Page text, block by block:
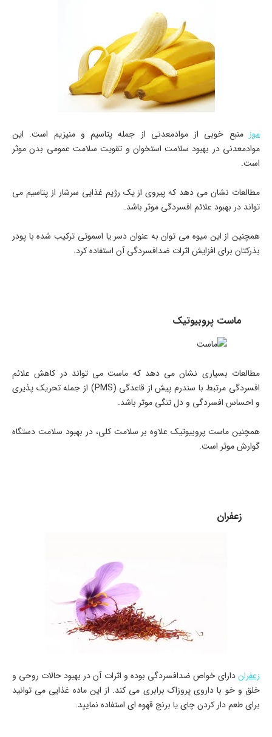
موز منبع خوبی از موادمعدنی از جمله پتاسیم و منیزیم است. این
موادمعدنی در بهبود سلامت استخوان و تقویت سلامت عمومی بدن موثر
است.
مطالعات نشان می دهد که پیروی از یک رژیم غذایی سرشار از پتاسیم می
تواند در بهبود علائم افسردگی موثر باشد.
همچنین از این میوه می توان به عنوان دسر یا اسموتی ترکیب شده با پودر
بذرکتان برای افزایش اثرات ضدافسردگی آن استفاده کرد.
ماست پروبیوتیک
مطالعات بسیاری نشان می دهد که ماست می تواند در کاهش علائم
افسردگی مرتبط با سندرم پیش از قاعدگی (PMS) از جمله تحریک پذیری
و احساس افسردگی و دل تنگی موثر باشد.
همچنین ماست پروبیوتیک علاوه بر سلامت کلی، در بهبود سلامت دستگاه
گوارش موثر است.
زعفران
زعفراندارای خواص ضدافسردگی بوده و اثرات آن در بهبود حالات روحی و
خلق و خو با داروی پروزاک برابری می کند. از این ماده غذایی می توانید
برای طعم دار کردن چای یا برنج قهوه ای استفاده نمایید.